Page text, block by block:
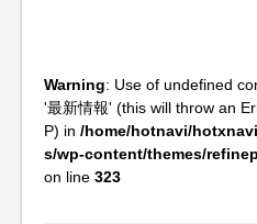
Warning: Use of undefined
'最新情報' (this will throw an
P) in /home/hotnavi/
s/wp-content/themes/
on line 323